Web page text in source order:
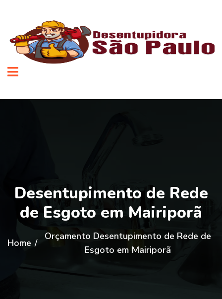
Desentupimento de Rede
de Esgoto em Mairiporã
Home /
Orçamento Desentupimento de Rede de
Esgoto em Mairiporã